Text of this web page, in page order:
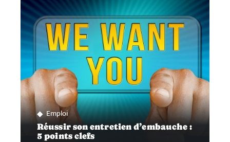
Emploi
Réussir son entretien d’embauche :
5 points clefs